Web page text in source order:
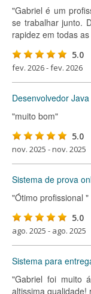
"Gabriel é um
se trabalhar junto.
rapidez em todas
5.0
fev. 2026 - fev. 2026
Desenvolvedor
"muito bom"
5.0
nov. 2025 - nov. 2025
Sistema de prova
"Ótimo profissional "
5.0
ago. 2025 - ago. 2025
Sistema para
"Gabriel foi muito
altissima qualidade!